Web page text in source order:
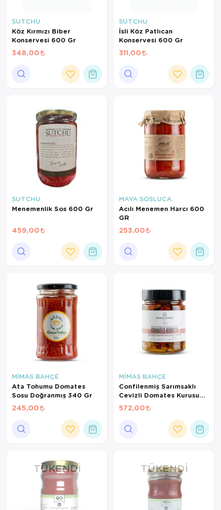
SUTCHU
Köz Kırmızı Biber
Konservesi 600 Gr
348,00
SUTCHU
İsli Köz Patlıcan
Konservesi 600 Gr
311,00
SUTCHU
Menemenlik Sos 600 Gr
459,00
MAYA SOSLUCA
Acılı Menemen Harcı 600
GR
253,00
MİMAS BAHÇE
Ata Tohumu Domates
Sosu Doğranmış 340 Gr
245,00
MİMAS BAHÇE
Confilenmiş Sarımsaklı
Cevizli Domates Kurusu
280 Gr
572,00
TÜKENDI TÜKENDI
AYNI GÜN
TESLİMAT
ÜRÜNLERİ
Sepetinizde AYNI GÜN TESLİMAT
ürünü bulunduğu için AYNI GÜN
TESLİMAT kargo seçeneği dışında
seçemezsiniz. NOT: AYNI GÜN
TESLİMAT hizmeti sadece İSTANBUL
ve 850TL üzeri siparişler için
geçerlidir.